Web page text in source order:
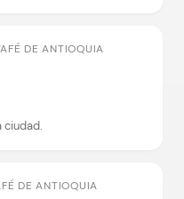
DE ANTIOQUIA
ciudad.
DE ANTIOQUIA